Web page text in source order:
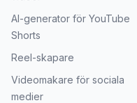
AI-generator för YouTube
Shorts
Reel-skapare
Videomakare för sociala
medier